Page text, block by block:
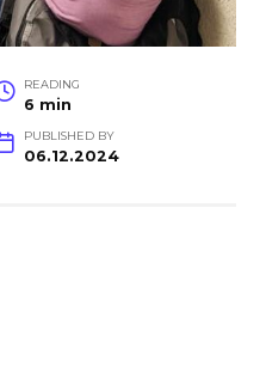
READING
6 min
PUBLISHED BY
06.12.2024